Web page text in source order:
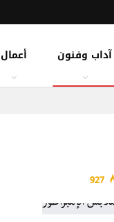
آداب وفنون أعمال